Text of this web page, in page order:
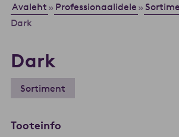
Avaleht » Professionaalidele »
Dark
Dark
Sortiment
Tooteinfo